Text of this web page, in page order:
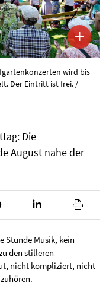
wird bis
Der Eintritt ist frei. /
Die
August nahe der
Stunde Musik, kein
den stilleren
nicht kompliziert, nicht